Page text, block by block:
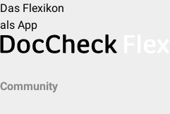
Das Flexikon
als App
Community